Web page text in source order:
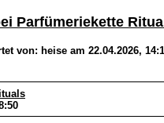
Parfümeriekette
von: heise am 22.04.2026,